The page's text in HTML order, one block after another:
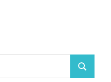
Zoeken